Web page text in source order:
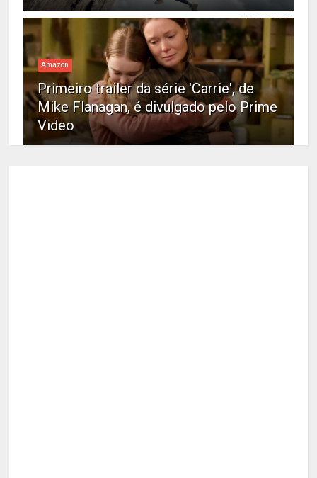
Amazon
Primeiro trailer da série 'Carrie', de
Mike Flanagan, é divulgado pelo Prime
Video